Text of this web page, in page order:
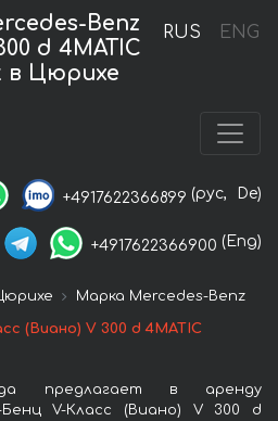
RUS ENG
Benz
d 4MATIC
в Цюрихе
+4917622366899 (рус, De)
+4917622366900 (Eng)
Марка Mercedes-Benz
(Виано) V 300 d 4MATIC
предлагает в аренду
V-Класс (Виано) V 300 d